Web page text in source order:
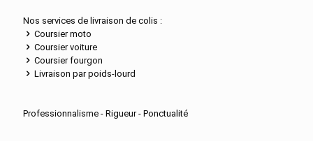
Nos services de livraison de colis :
Coursier moto
Coursier voiture
Coursier fourgon
Livraison par poids-lourd
Professionnalisme - Rigueur - Ponctualité